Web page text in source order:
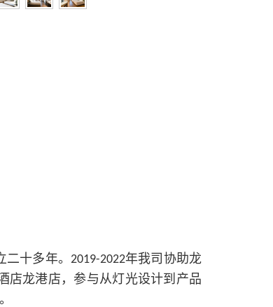
十多年。 2019-2022年我司协助龙
店龙港店，参与从灯光设计到产品